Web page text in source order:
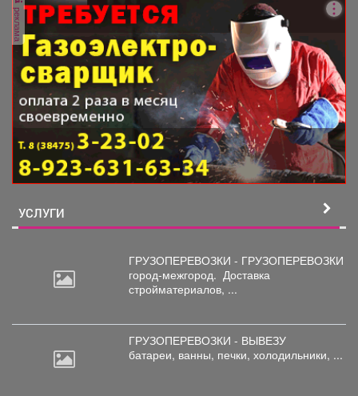
реклама
УСЛУГИ
ГРУЗОПЕРЕВОЗКИ - ГРУЗОПЕРЕВОЗКИ
город-межгород. Доставка
стройматериалов, ...
ГРУЗОПЕРЕВОЗКИ - ВЫВЕЗУ
батареи, ванны, печки, холодильники, ...